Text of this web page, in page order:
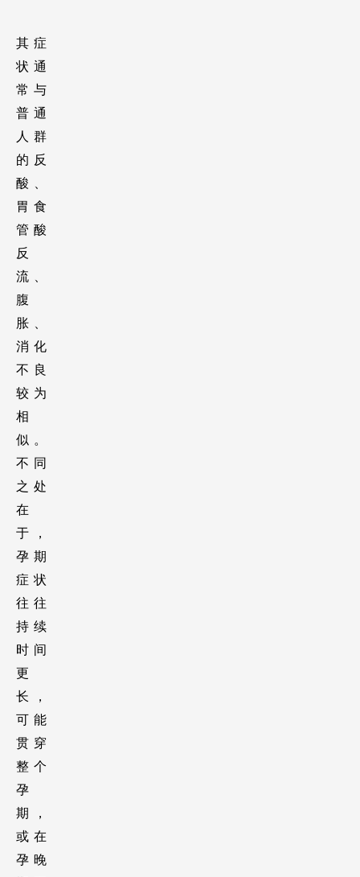
其症
状通
常与
普通
人群
的反
酸、
胃食
管酸
反
流、
腹
胀、
消化
不良
较为
相
似。
不同
之处
在
于，
孕期
症状
往往
持续
时间
更
长，
可能
贯穿
整个
孕
期，
或在
孕晚